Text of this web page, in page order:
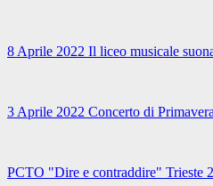
8 Aprile 2022 Il liceo musicale
3 Aprile 2022 Concerto di Primavera
PCTO "Dire e contraddire" Trieste